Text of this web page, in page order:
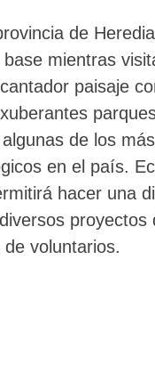
de
mientras
paisaje
de los
en el país.
hacer una
proyectos
voluntarios.